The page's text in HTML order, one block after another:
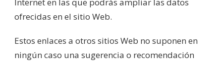
Internet en las que podrás ampliar las datos
ofrecidas en el sitio Web.
Estos enlaces a otros sitios Web no suponen en
ningún caso una sugerencia o recomendación